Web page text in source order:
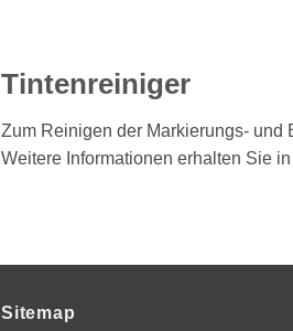
Tintenreiniger
Zum Reinigen der Markierungs- und
Weitere Informationen erhalten Sie
Sitemap